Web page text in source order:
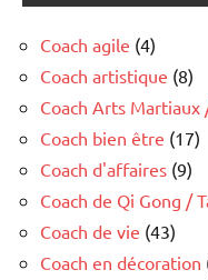
Coach agile (4)
Coach artistique (8)
Coach Arts
Coach bien être (17)
Coach d'affaires (9)
Coach de Qi Gong /
Coach de vie (43)
Coach en décoration